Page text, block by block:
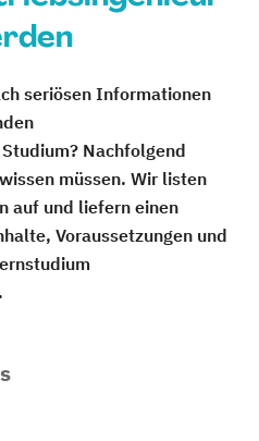
seriösen Informationen
Nachfolgend
müssen. Wir listen
auf und liefern einen
Voraussetzungen und